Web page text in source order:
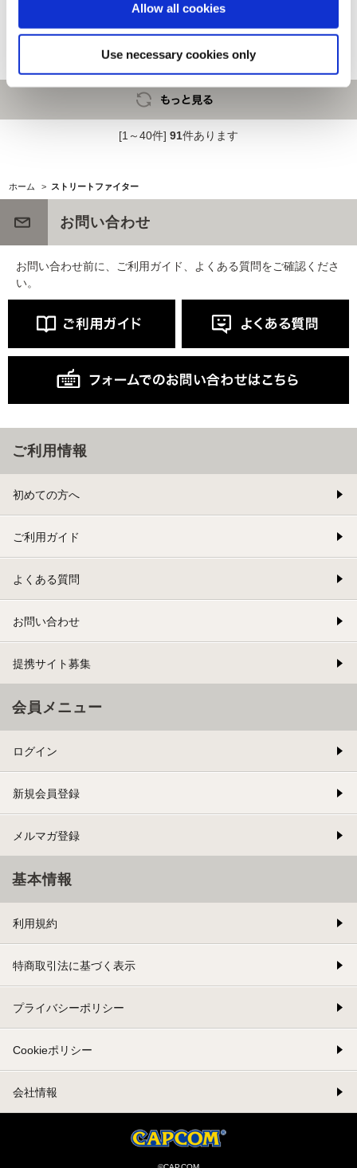
Allow all cookies
Use necessary cookies only
[1～40件] 91件あります
ホーム > ストリートファイター
お問い合わせ
お問い合わせ前に、ご利用ガイド、よくある質問をご確認くださ
い。
ご利用情報
初めての方へ
ご利用ガイド
よくある質問
お問い合わせ
提携サイト募集
会員メニュー
ログイン
新規会員登録
メルマガ登録
基本情報
利用規約
特商取引法に基づく表示
プライバシーポリシー
Cookieポリシー
会社情報